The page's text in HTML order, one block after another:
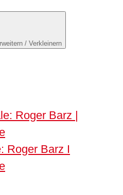
/ Verkleinern
Roger Barz I